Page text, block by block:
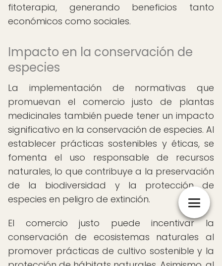
fitoterapia, generando beneficios tanto
económicos como sociales.
Impacto en la conservación de
especies
La implementación de normativas que
promuevan el comercio justo de plantas
medicinales también puede tener un impacto
significativo en la conservación de especies. Al
establecer prácticas sostenibles y éticas, se
fomenta el uso responsable de recursos
naturales, lo que contribuye a la preservación
de la biodiversidad y la protección de
especies en peligro de extinción.
El comercio justo puede incentivar la
conservación de ecosistemas naturales al
promover prácticas de cultivo sostenible y la